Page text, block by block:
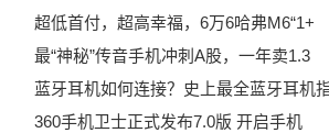
超低首付，超高幸福，6万6哈弗M6“1+
最“神秘”传音手机冲刺A股，一年卖1.3
蓝牙耳机如何连接？史上最全蓝牙耳机
360手机卫士正式发布7.0版 开启手机